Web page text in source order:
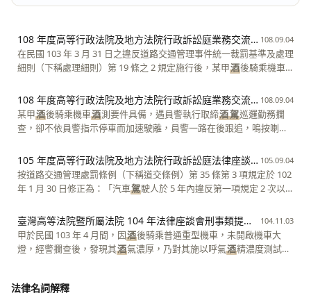
108 年度高等行政法院及地方法院行政訴訟庭業務交流提案 第 5 號 108.09.04
在民國 103 年 3 月 31 日之違反道路交通管理事件統一裁罰基準及處理
細則（下稱處理細則）第 19 條之 2 規定施行後，某甲酒後騎乘機車
某甲配合受測，測得結果某甲吐氣所含酒精濃度超過每公升零點二五
毫克，員警即對某甲開單告發，並將某甲所涉公共危險案件移送偵
辦，依刑事法律處罰後，被告機關依道路交通管理處罰條例第 35 條第
11 項規定及行政罰法第 26 條第 1 項但書規定對某甲開立裁決處分，
院另發現員警未就某甲實施酒測檢測過程全程連續錄影，某甲所提行
政訴訟有無理由？
108 年度高等行政法院及地方法院行政訴訟庭業務交流提案 第 6 號 108.09.04
某甲酒後騎乘機車酒測要件具備，遇員警執行取締酒駕巡邏勤務攔
查，卻不依員警指示停車而加速駛離，員警一路在後跟追，鳴按喇叭
封閉式社區（或上有屋簷前與道路相鄰之住家庭院或地下室停車場）
內停妥機車，員警跟車進入上前稽查某甲並欲對某甲實施酒測，某甲
以實施酒測地點在私人領域並非道路為由表示無配合接受酒測之義
務，員警因而告以某甲拒絕接受酒
測之法律效果後，某甲仍拒絕接受
是否合法？
105 年度高等行政法院及地方法院行政訴訟庭法律座談會 提案六 105.09.04
按道路交通管理處罰條例（下稱道交條例）第 35 條第 3 項規定於 102
年 1 月 30 日修正為：「汽車駕駛人於 5 年內違反第一項規定 2 次以
照；如肇事致人重傷或死亡者，吊銷其駕駛執照，並不得再考領」，
並訂於 102 年 3 月 1 日施行。因此，若駕駛人於上開道交條例第 35
條第 3 項修正施行前，已有第一次（或多次）酒後駕車之行為，再於
新法規定後施行期間為第二次酒後 駕 車之行為，而前後兩次酒駕 行為
第一次酒駕行為係在法律施行前，若以第二次
臺灣高等法院暨所屬法院 104 年法律座談會刑事類提案 第 28 號 104.11.03
甲於民國 103 年 4 月間，因酒後騎乘普通重型機車，未開啟機車大
燈，經警攔查後，發現其酒氣濃厚，乃對其施以呼氣酒精濃度測試，
造署押及行使偽造私文書之犯意，冒用其胞兄乙男之名義應訊，並接
法律名詞解釋